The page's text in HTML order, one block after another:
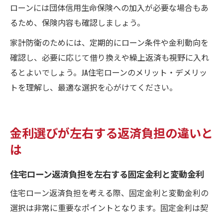
ローンには団体信用生命保険への加入が必要な場合もあ
るため、保険内容も確認しましょう。
家計防衛のためには、定期的にローン条件や金利動向を
確認し、必要に応じて借り換えや繰上返済も視野に入れ
るとよいでしょう。JA住宅ローンのメリット・デメリッ
トを理解し、最適な選択を心がけてください。
金利選びが左右する返済負担の違いと
は
住宅ローン返済負担を左右する固定金利と変動金利
住宅ローン返済負担を考える際、固定金利と変動金利の
選択は非常に重要なポイントとなります。固定金利は契